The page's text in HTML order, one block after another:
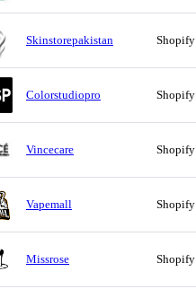
Skinstorepakistan Shopify
Colorstudiopro Shopify
Vincecare Shopify
Vapemall Shopify
Missrose Shopify